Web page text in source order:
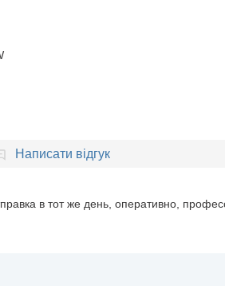
Написати відгук
в тот же день, оперативно,